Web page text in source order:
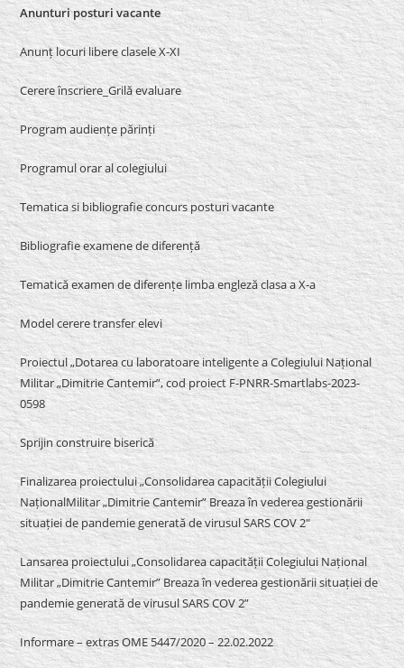
Anunturi posturi vacante
Anunț locuri libere clasele X-XI
Cerere înscriere_Grilă evaluare
Program audiențe părinți
Programul orar al colegiului
Tematica si bibliografie concurs posturi vacante
Bibliografie examene de diferență
Tematică examen de diferențe limba engleză clasa a X-a
Model cerere transfer elevi
Proiectul „Dotarea cu laboratoare inteligente a Colegiului Național
Militar „Dimitrie Cantemir”, cod proiect F-PNRR-Smartlabs-2023-
0598
Sprijin construire biserică
Finalizarea proiectului „Consolidarea capacității Colegiului
NaționalMilitar „Dimitrie Cantemir” Breaza în vederea gestionării
situației de pandemie generată de virusul SARS COV 2″
Lansarea proiectului „Consolidarea capacității Colegiului Național
Militar „Dimitrie Cantemir” Breaza în vederea gestionării situației de
pandemie generată de virusul SARS COV 2”
Informare – extras OME 5447/2020 – 22.02.2022